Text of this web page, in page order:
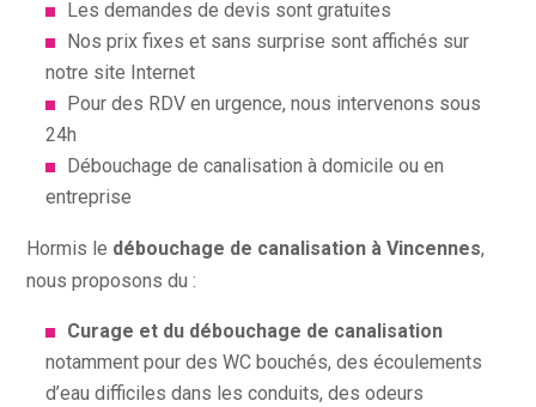
Les demandes de devis sont gratuites
Nos prix fixes et sans surprise sont affichés sur
notre site Internet
Pour des RDV en urgence, nous intervenons sous
24h
Débouchage de canalisation à domicile ou en
entreprise
Hormis le débouchage de canalisation à Vincennes,
nous proposons du :
Curage et du débouchage de canalisation
notamment pour des WC bouchés, des écoulements
d’eau difficiles dans les conduits, des odeurs